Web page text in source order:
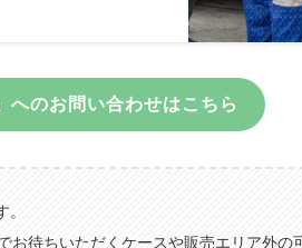
へのお問い合わせはこちら
待ちいただくケースや販売エリア外の